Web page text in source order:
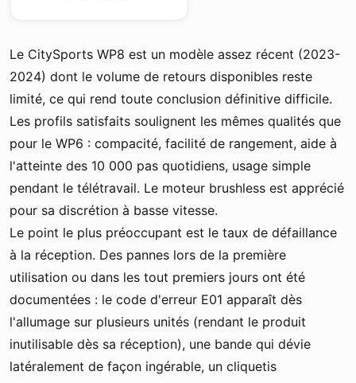
Le CitySports WP8 est un modèle assez récent (2023-
2024) dont le volume de retours disponibles reste
limité, ce qui rend toute conclusion définitive difficile.
Les profils satisfaits soulignent les mêmes qualités que
pour le WP6 : compacité, facilité de rangement, aide à
l'atteinte des 10 000 pas quotidiens, usage simple
pendant le télétravail. Le moteur brushless est apprécié
pour sa discrétion à basse vitesse.
Le point le plus préoccupant est le taux de défaillance
à la réception. Des pannes lors de la première
utilisation ou dans les tout premiers jours ont été
documentées : le code d'erreur E01 apparaît dès
l'allumage sur plusieurs unités (rendant le produit
inutilisable dès sa réception), une bande qui dévie
latéralement de façon ingérable, un cliquetis